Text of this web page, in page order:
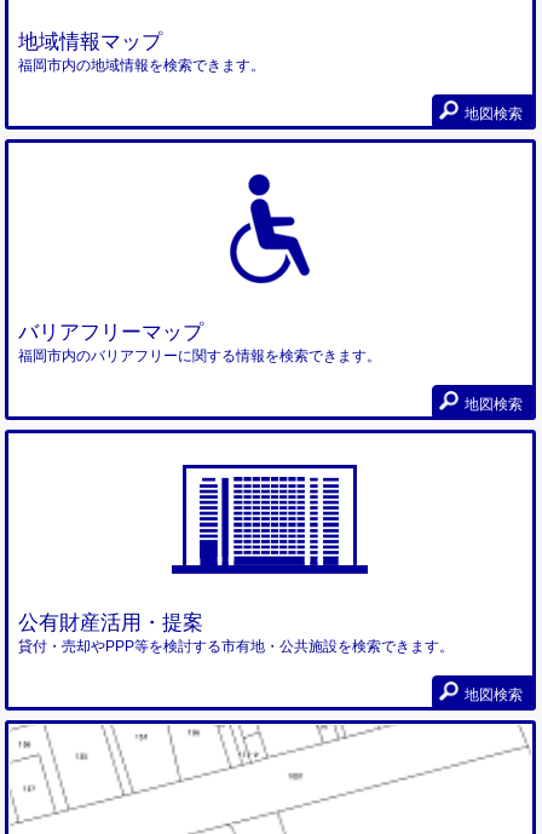
地域情報マップ
福岡市内の地域情報を検索できます。
地図検索
バリアフリーマップ
福岡市内のバリアフリーに関する情報を検索できます。
地図検索
公有財産活用・提案
貸付・売却やPPP等を検討する市有地・公共施設を検索できます。
地図検索